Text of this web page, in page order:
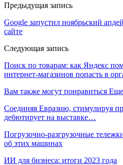
Предыдущая запись
Google запустил ноябрьский
сайте
Следующая запись
Поиск по товарам: как Яндекс
интернет-магазинов попасть в
Вам также могут понравиться Еще
Соединяя Евразию, стимулируя
дебютирует на выставке…
Погрузочно-разгрузочные
об этих машинах
ИИ для бизнеса: итоги 2023 года